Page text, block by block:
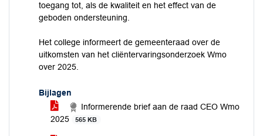
toegang tot, als de kwaliteit en het effect van de
geboden ondersteuning.
Het college informeert de gemeenteraad over de
uitkomsten van het cliëntervaringsonderzoek Wmo
over 2025.
Bijlagen
Informerende brief aan de raad CEO Wmo
2025
565 KB